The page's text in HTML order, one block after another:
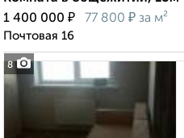
8
1 400 000 ₽ 77 800 ₽ за м²
Почтовая 16